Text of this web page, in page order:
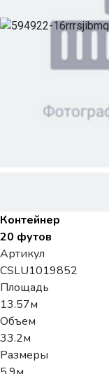
Контейнер
20 футов
Артикул
CSLU1019852
Площадь
13.57м
Объем
33.2м
Размеры